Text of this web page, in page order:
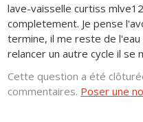
lave-vaisselle curtiss
completement. Je pense
termine, il me reste de
relancer un autre cycle il se
Cette question a été
commentaires. Poser une